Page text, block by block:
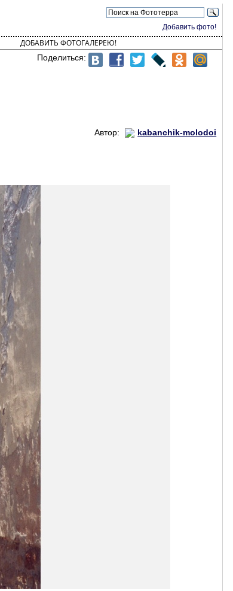
Добавить фото!
ДОБАВИТЬ ФОТОГАЛЕРЕЮ!
Поделиться:
Автор:
kabanchik-molodoi